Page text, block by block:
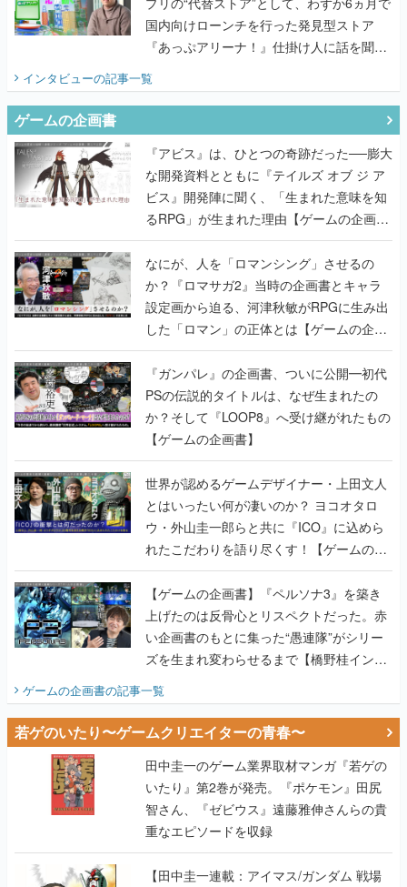
国内向けローンチを行った発見型ストア
『あっぷアリーナ！』仕掛け人に話を聞い
てみた
インタビューの記事一覧
ゲームの企画書
『アビス』は、ひとつの奇跡だった──膨大
な開発資料とともに『テイルズ オブ ジ ア
ビス』開発陣に聞く、「生まれた意味を知
るRPG」が生まれた理由【ゲームの企画
書】
なにが、人を「ロマンシング」させるの
か？『ロマサガ2』当時の企画書とキャラ
設定画から迫る、河津秋敏がRPGに生み出
した「ロマン」の正体とは【ゲームの企画
書】
『ガンパレ』の企画書、ついに公開━初代
PSの伝説的タイトルは、なぜ生まれたの
か？そして『LOOP8』へ受け継がれたもの
【ゲームの企画書】
世界が認めるゲームデザイナー・上田文人
とはいったい何が凄いのか？ ヨコオタロ
ウ・外山圭一郎らと共に『ICO』に込めら
れたこだわりを語り尽くす！【ゲームの企
画書】
【ゲームの企画書】『ペルソナ3』を築き
上げたのは反骨心とリスペクトだった。赤
い企画書のもとに集った“愚連隊”がシリー
ズを生まれ変わらせるまで【橋野桂インタ
ビュー】
ゲームの企画書の記事一覧
若ゲのいたり〜ゲームクリエイターの青春〜
田中圭一のゲーム業界取材マンガ『若ゲの
いたり』第2巻が発売。『ポケモン』田尻
智さん、『ゼビウス』遠藤雅伸さんらの貴
重なエピソードを収録
【田中圭一連載：アイマス/ガンダム 戦場